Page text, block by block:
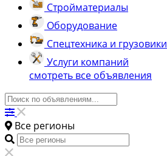
Стройматериалы
Оборудование
Спецтехника и грузовики
Услуги компаний
смотреть все объявления
Все регионы